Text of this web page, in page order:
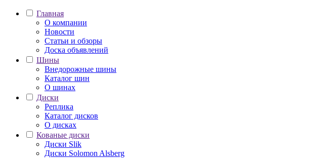
Главная
О компании
Новости
Статьи и обзоры
Доска объявлений
Шины
Внедорожные шины
Каталог шин
О шинах
Диски
Реплика
Каталог дисков
О дисках
Кованые диски
Диски Slik
Диски Solomon Alsberg